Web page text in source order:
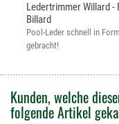
Ledertrimmer Willard -
Billard
Pool-Leder schnell in Form
gebracht!
Kunden, welche
folgende Artikel